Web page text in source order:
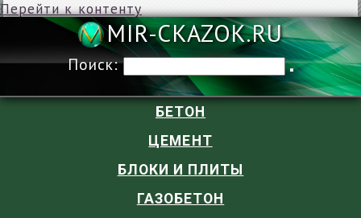
Перейти к контенту
MIR-
Поиск:
БЕТОН
ЦЕМЕНТ
БЛОКИ И ПЛИТЫ
ГАЗОБЕТОН